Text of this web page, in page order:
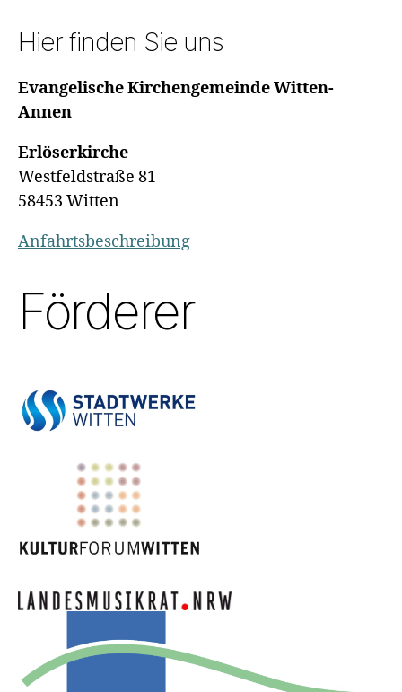
Hier finden Sie uns
Evangelische Kirchengemeinde Witten-
Annen
Erlöserkirche
Westfeldstraße 81
58453 Witten
Anfahrtsbeschreibung
Förderer